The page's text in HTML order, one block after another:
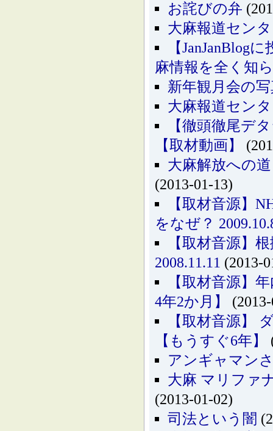
お詫びの弁
大麻報道セン
【JanJanBlog
麻情報を全く知
新年観月会の
大麻報道セン
【徹頭徹尾デ
【取材動画】
大麻解放への
(2013-01-13)
【取材音源】
をなぜ？
【取材音源】
2008.11.11 (2013-
【取材音源】
4年2か月】
【取材音源】
【もうすぐ6年】
アンギャマン
大麻 マリファ
(2013-01-02)
司法という闇